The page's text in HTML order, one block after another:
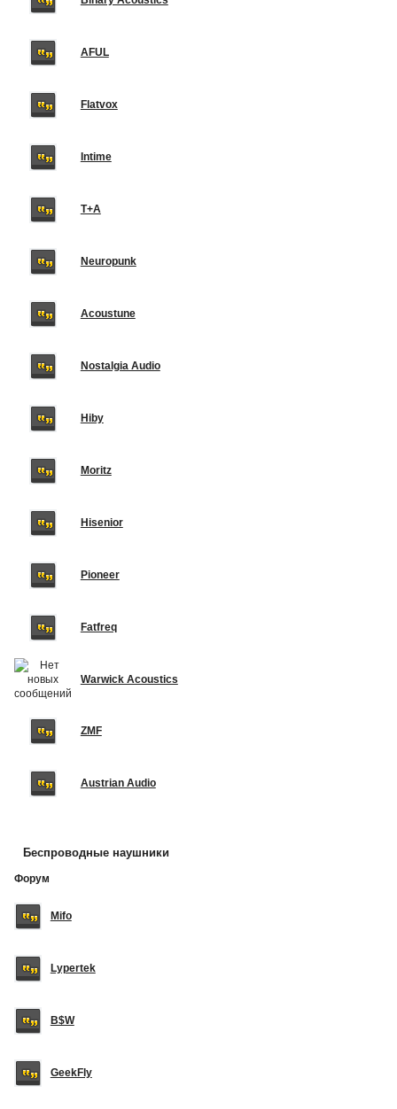
AFUL
Flatvox
Intime
T+A
Neuropunk
Acoustune
Nostalgia Audio
Hiby
Moritz
Hisenior
Pioneer
Fatfreq
Warwick Acoustics
ZMF
Austrian Audio
Беспроводные наушники
Форум
Mifo
Lypertek
B$W
GeekFly